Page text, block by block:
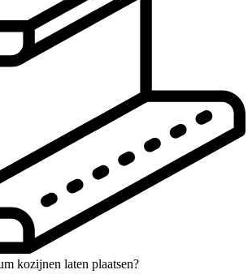
kozijnen laten plaatsen?